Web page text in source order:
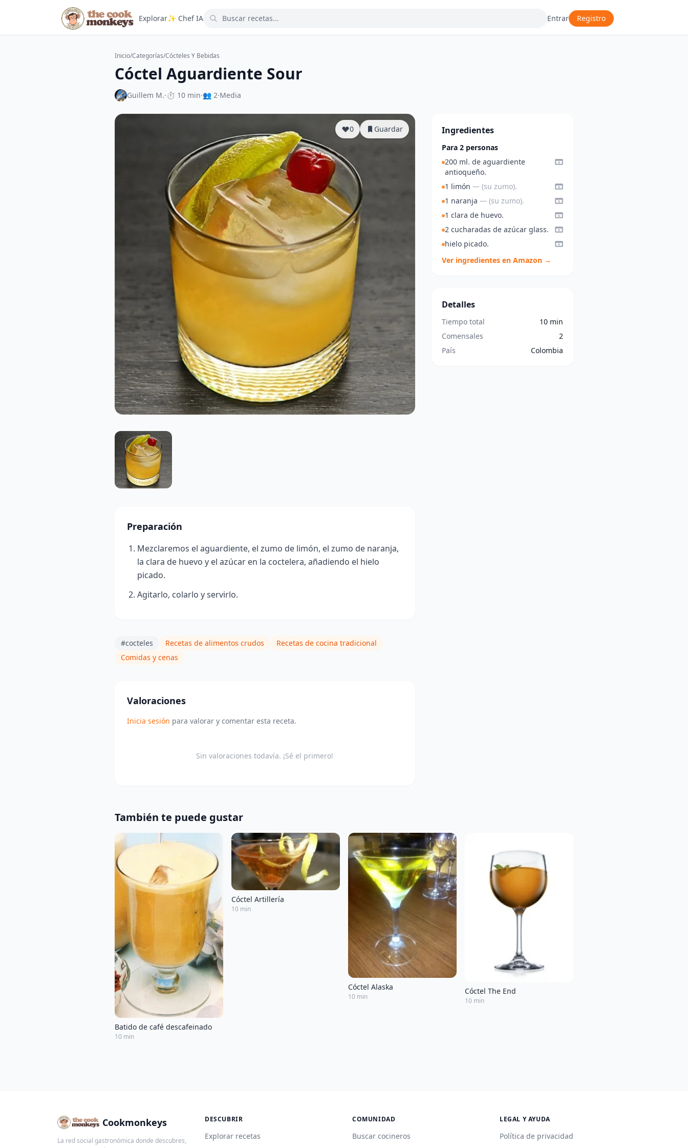
Explorar✨ Chef IA Entrar Registro
Inicio/Categorías/Cócteles Y Bebidas
Cóctel Aguardiente Sour
Guillem M.·⏱ 10 min·👥 2·Media
0 Guardar
Preparación
Mezclaremos el aguardiente, el zumo de limón, el zumo de naranja,
la clara de huevo y el azúcar en la coctelera, añadiendo el hielo
picado.
Agitarlo, colarlo y servirlo.
#cocteles Recetas de alimentos crudos
Recetas de cocina tradicional
Comidas y cenas
Valoraciones
Inicia sesión para valorar y comentar esta receta.
Sin valoraciones todavía. ¡Sé el primero!
Ingredientes
Para 2 personas
200 ml. de aguardiente
antioqueño.
1 limón — (su zumo).
1 naranja — (su zumo).
1 clara de huevo.
2 cucharadas de azúcar glass.
hielo picado.
Ver ingredientes en Amazon →
Detalles
Tiempo total
10 min
Comensales
2
País
Colombia
También te puede gustar
Batido de café descafeinado
10 min
Cóctel Artillería
10 min
Cóctel Alaska
10 min
Cóctel The End
10 min
Cookmonkeys
La red social gastronómica donde descubres,
DESCUBRIR
Explorar recetas
COMUNIDAD
Buscar cocineros
LEGAL Y AYUDA
Política de privacidad